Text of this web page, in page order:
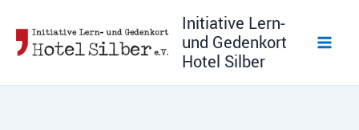
Inhalt
springen
Initiative Lern-
und Gedenkort
Hotel Silber